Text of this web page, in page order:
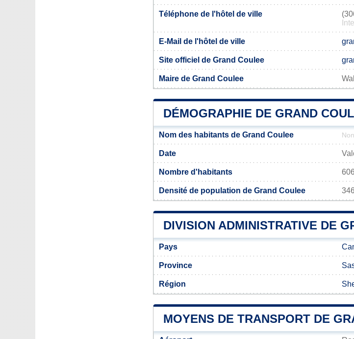
Téléphone de l'hôtel de ville
E-Mail de l'hôtel de ville
Site officiel de Grand Coulee
Maire de Grand Coulee
DÉMOGRAPHIE DE GRAND
Nom des habitants de Grand Coulee
Date
Nombre d'habitants
Densité de population de Grand Coulee
DIVISION ADMINISTRATIVE DE
Pays
Province
Région
MOYENS DE TRANSPORT DE